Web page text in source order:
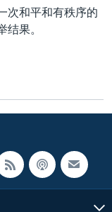
次和平和有秩序的
结果。